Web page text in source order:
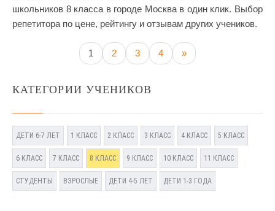
школьников 8 класса в городе Москва в один клик. Выбор
репетитора по цене, рейтингу и отзывам других учеников.
1 2 3 4 »
КАТЕГОРИИ УЧЕНИКОВ
ДЕТИ 6-7 ЛЕТ 1 КЛАСС 2 КЛАСС 3 КЛАСС 4 КЛАСС 5 КЛАСС
6 КЛАСС 7 КЛАСС 8 КЛАСС 9 КЛАСС 10 КЛАСС 11 КЛАСС
СТУДЕНТЫ ВЗРОСЛЫЕ ДЕТИ 4-5 ЛЕТ ДЕТИ 1-3 ГОДА